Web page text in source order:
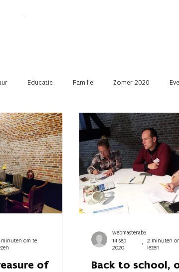
Educatie Familie Zomer 2020
of
minuten om te
Back to school,
webmasterab5
14 sep
2020
2 minuten
lezen